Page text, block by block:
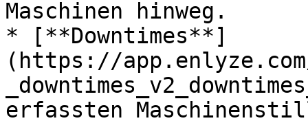
Maschinen hinweg.
* [**Downtimes**]
(https://
erfassten